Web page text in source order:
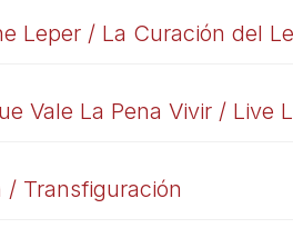
Leper / La Curación del
Vale La Pena Vivir / Live
/ Transfiguración